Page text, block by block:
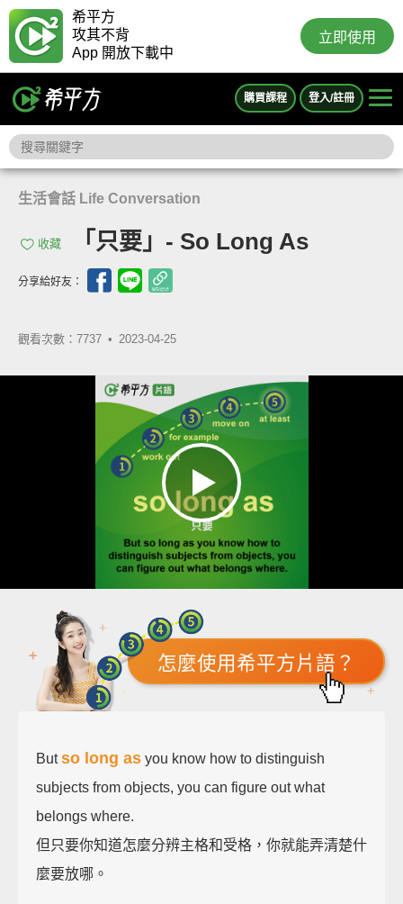
希平方
攻其不背
App 開放下載中
立即使用
購買課程 登入/註冊
生活會話 Life Conversation
收藏 「只要」- So Long As
分享給好友：
觀看次數：7737 • 2023-04-25
怎麼使用希平方片語？
Butso long as you know how to distinguish
subjects from objects, you can figure out what
belongs where.
但只要你知道怎麼分辨主格和受格，你就能弄清楚什
麼要放哪。